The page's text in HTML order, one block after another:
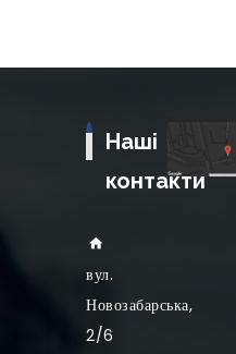
Наші
контакти
вул.
Новозабарська,
2/6